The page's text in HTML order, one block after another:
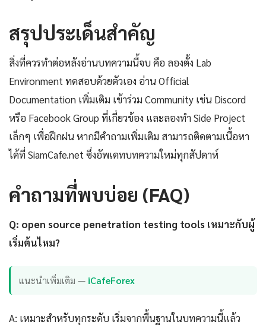
สรุปประเด็นสำคัญ
สิ่งที่ควรทำต่อหลังอ่านบทความนี้จบ คือ ลองตั้ง Lab
Environment ทดสอบด้วยตัวเอง อ่าน Official
Documentation เพิ่มเติม เข้าร่วม Community เช่น Discord
หรือ Facebook Group ที่เกี่ยวข้อง และลองทำ Side Project
เล็กๆ เพื่อฝึกฝน หากมีคำถามเพิ่มเติม สามารถติดตามเนื้อหา
ได้ที่ SiamCafe.net ซึ่งอัพเดทบทความใหม่ทุกสัปดาห์
คำถามที่พบบ่อย (FAQ)
Q: open source penetration testing tools เหมาะกับผู้
เริ่มต้นไหม?
แนะนำเพิ่มเติม — iCafeForex
A: เหมาะสำหรับทุกระดับ เริ่มจากพื้นฐานในบทความนี้แล้ว